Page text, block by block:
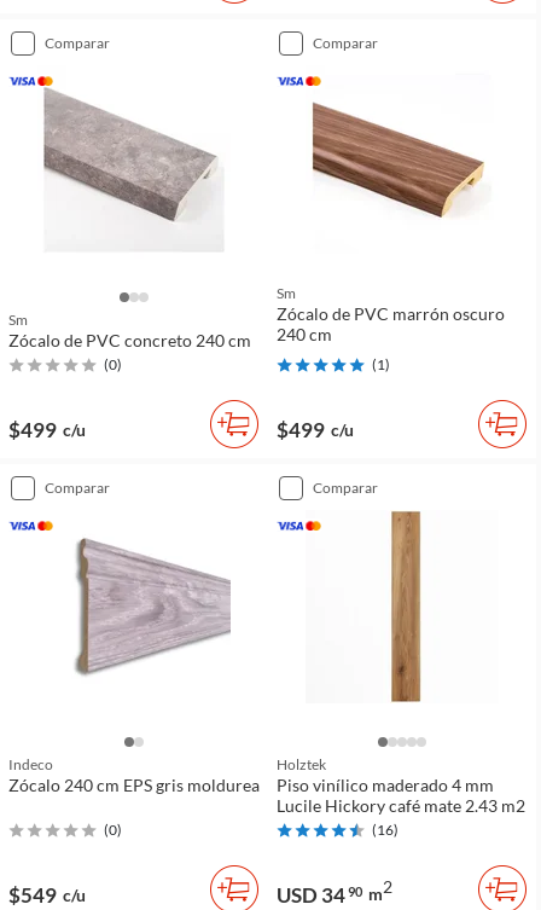
comparar
Sm
Zócalo de PVC concreto 240 cm
(0)
$499 c/u
comparar
Sm
Zócalo de PVC marrón oscuro
240 cm
(1)
$499 c/u
comparar
Indeco
Zócalo 240 cm EPS gris moldurea
(0)
$549 c/u
comparar
Holztek
Piso vinílico maderado 4 mm
Lucile Hickory café mate 2.43 m2
(16)
USD 3490 m2